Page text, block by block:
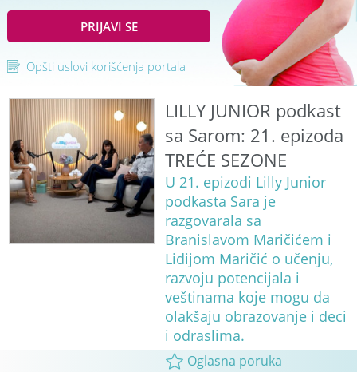
PRIJAVI SE
Opšti uslovi korišćenja portala
LILLY JUNIOR podkast
sa Sarom: 21. epizoda
TREĆE SEZONE
U 21. epizodi Lilly Junior
podkasta Sara je
razgovarala sa
Branislavom Maričićem i
Lidijom Maričić o učenju,
razvoju potencijala i
veštinama koje mogu da
olakšaju obrazovanje i deci
i odraslima.
Oglasna poruka